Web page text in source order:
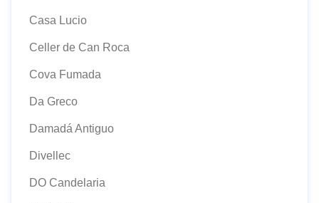
Casa Lucio
Celler de Can Roca
Cova Fumada
Da Greco
Damadá Antiguo
Divellec
DO Candelaria